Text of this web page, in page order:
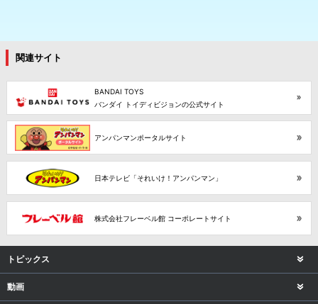
関連サイト
BANDAI TOYS
バンダイ トイディビジョンの公式サイト
アンパンマンポータルサイト
日本テレビ「それいけ！アンパンマン」
株式会社フレーベル館 コーポレートサイト
トピックス
動画